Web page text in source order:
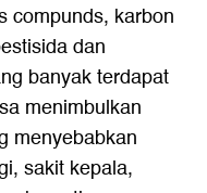
compunds, karbon
dan
banyak terdapat
menimbulkan
menyebabkan
sakit kepala,